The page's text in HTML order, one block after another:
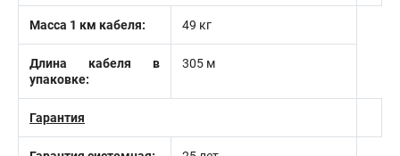
Масса 1 км кабеля: 49 кг
Длина кабеля в
упаковке:
305 м
Гарантия